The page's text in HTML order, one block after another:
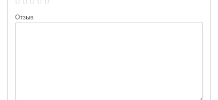
Отзыв